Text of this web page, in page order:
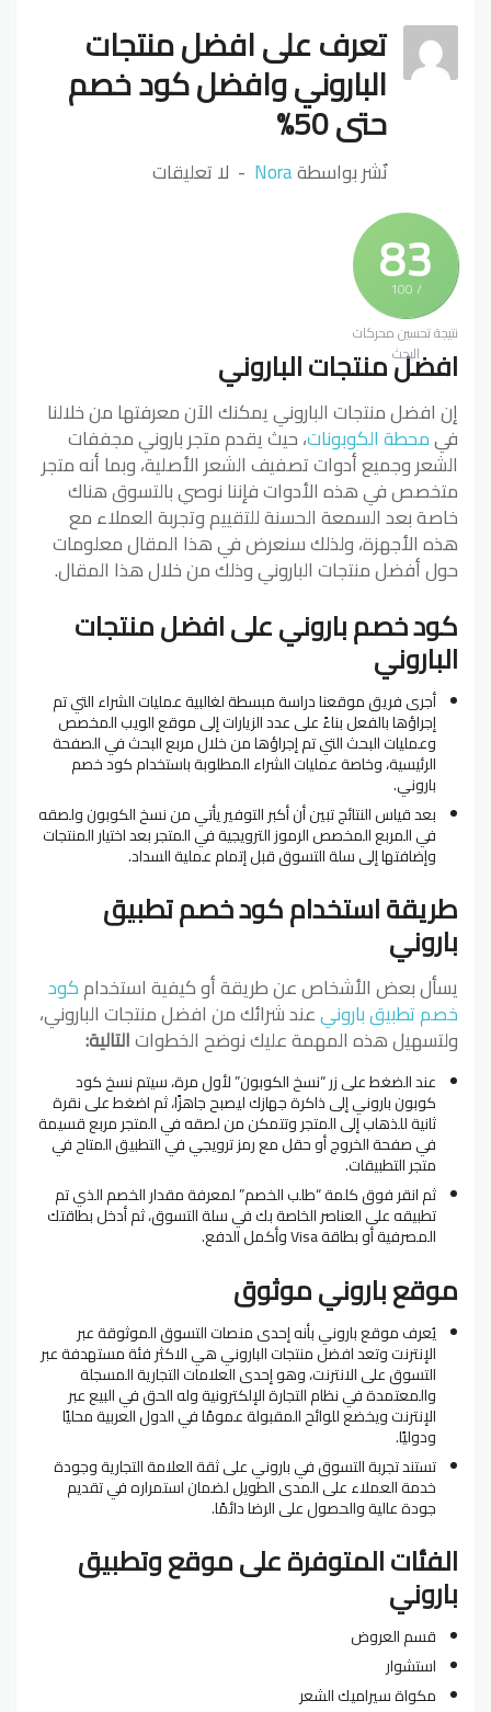
تعرف على افضل منتجات
الباروني وافضل كود خصم
حتى 50%
نٌشر بواسطةNora لا تعليقات
83
/ 100
نتيجة تحسين محركات
البحث
افضل منتجات الباروني
إن افضل منتجات الباروني يمكنك الآن معرفتها من خلالنا
فيمحطة الكوبونات، حيث يقدم متجر باروني مجففات
الشعر وجميع أدوات تصفيف الشعر الأصلية، وبما أنه متجر
متخصص في هذه الأدوات فإننا نوصي بالتسوق هناك
خاصة بعد السمعة الحسنة للتقييم وتجربة العملاء مع
هذه الأجهزة، ولذلك سنعرض في هذا المقال معلومات
حول أفضل منتجات الباروني وذلك من خلال هذا المقال.
كود خصم بارونيعلى افضل منتجات
الباروني
أجرى فريق موقعنا دراسة مبسطة لغالبية عمليات الشراء التي تم
إجراؤها بالفعل بناءً على عدد الزيارات إلى موقع الويب المخصص
وعمليات البحث التي تم إجراؤها من خلال مربع البحث في الصفحة
الرئيسية، وخاصة عمليات الشراء المطلوبة باستخدام كود خصم
باروني.
بعد قياس النتائج تبين أن أكبر التوفير يأتي من نسخ الكوبون ولصقه
في المربع المخصص الرموز الترويجية في المتجر بعد اختيار المنتجات
وإضافتها إلى سلة التسوق قبل إتمام عملية السداد.
طريقة استخدام كود خصم تطبيق
باروني
يسأل بعض الأشخاص عن طريقة أو كيفية استخدامكود
خصم تطبيق بارونيعند شرائك من افضل منتجات الباروني،
ولتسهيل هذه المهمة عليك نوضح الخطواتالتالية:
عند الضغط على زر “نسخ الكوبون” لأول مرة، سيتم نسخ كود
كوبون باروني إلى ذاكرة جهازك ليصبح جاهزًا، ثم اضغط على نقرة
ثانية للذهاب إلى المتجر وتتمكن من لصقه في المتجر مربع قسيمة
في صفحة الخروج أو حقل مع رمز ترويجي في التطبيق المتاح في
متجر التطبيقات.
ثم انقر فوق كلمة “طلب الخصم” لمعرفة مقدار الخصم الذي تم
تطبيقه على العناصر الخاصة بك في سلة التسوق، ثم أدخل بطاقتك
المصرفية أو بطاقة Visa وأكمل الدفع.
موقع باروني موثوق
يُعرف موقع باروني بأنه إحدى منصات التسوق الموثوقة عبر
الإنترنت وتعد افضل منتجات الباروني هي الاكثر فئة مستهدفة عبر
التسوق على الانترنت، وهو إحدى العلامات التجارية المسجلة
والمعتمدة في نظام التجارة الإلكترونية وله الحق في البيع عبر
الإنترنت ويخضع للوائح المقبولة عمومًا في الدول العربية محليًا
ودوليًا.
تستند تجربة التسوق في باروني على ثقة العلامة التجارية وجودة
خدمة العملاء على المدى الطويل لضمان استمراره في تقديم
جودة عالية والحصول على الرضا دائمًا.
الفئات المتوفرة على موقع وتطبيق
باروني
قسم العروض
استشوار
مكواة سيراميك الشعر